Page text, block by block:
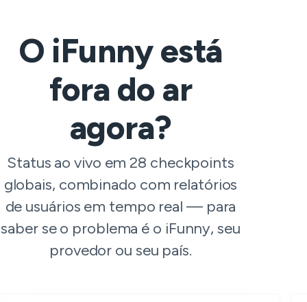
O iFunny está
fora do ar
agora?
Status ao vivo em 28 checkpoints
globais, combinado com relatórios
de usuários em tempo real — para
saber se o problema é o iFunny, seu
provedor ou seu país.